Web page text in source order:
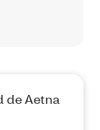
de Aetna